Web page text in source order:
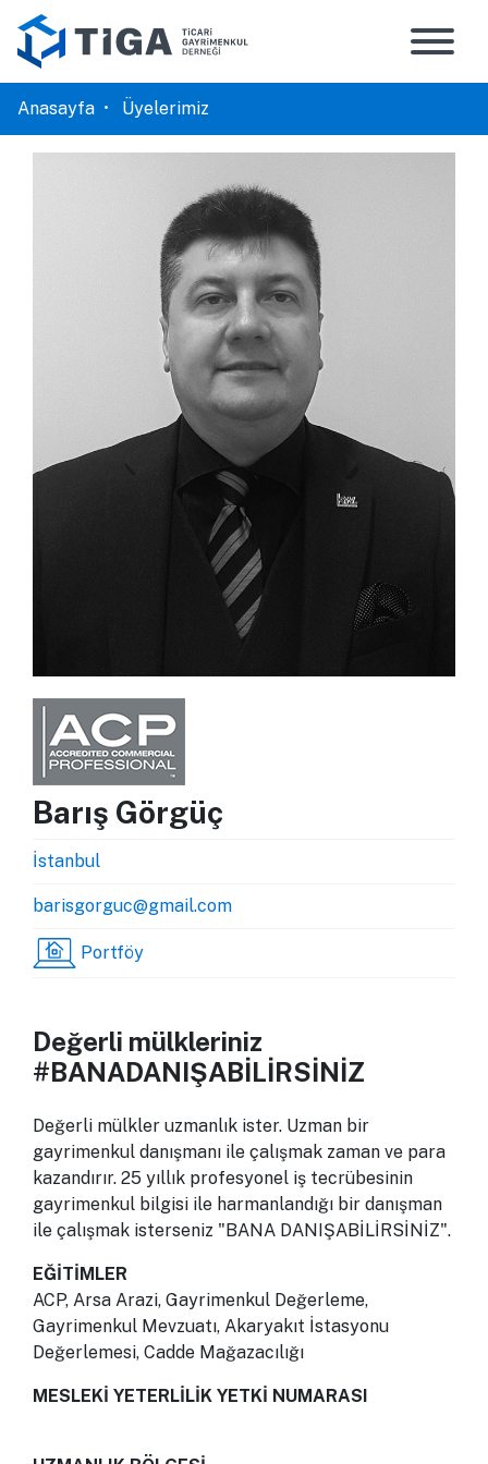
Anasayfa Üyelerimiz
Barış Görgüç
İstanbul
barisgorguc@gmail.com
Portföy
Değerli mülkleriniz
#BANADANIŞABİLİRSİNİZ
Değerli mülkler uzmanlık ister. Uzman bir
gayrimenkul danışmanı ile çalışmak zaman ve para
kazandırır. 25 yıllık profesyonel iş tecrübesinin
gayrimenkul bilgisi ile harmanlandığı bir danışman
ile çalışmak isterseniz "BANA DANIŞABİLİRSİNİZ".
EĞİTİMLER
ACP, Arsa Arazi, Gayrimenkul Değerleme,
Gayrimenkul Mevzuatı, Akaryakıt İstasyonu
Değerlemesi, Cadde Mağazacılığı
MESLEKİ YETERLİLİK YETKİ NUMARASI